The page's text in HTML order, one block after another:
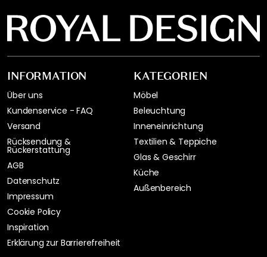
INFORMATION
Über uns
Kundenservice - FAQ
Versand
Rücksendung &
Rückerstattung
AGB
Datenschutz
Impressum
Cookie Policy
Inspiration
Erklärung zur Barrierefreiheit
KATEGORIEN
Möbel
Beleuchtung
Inneneinrichtung
Textilien & Teppiche
Glas & Geschirr
Küche
Außenbereich